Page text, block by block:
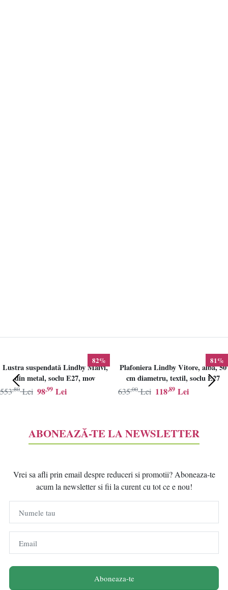
82%
Lustra suspendată Lindby Maivi,
din metal, soclu E27, mov
98,99 Lei
553,80 Lei
81%
Plafoniera Lindby Vitore, alba, 50
cm diametru, textil, soclu E27
118,89 Lei
635,00 Lei
ABONEAZĂ-TE LA NEWSLETTER
Vrei sa afli prin email despre reduceri si promotii? Aboneaza-te
acum la newsletter si fii la curent cu tot ce e nou!
Numele tau
Email
Aboneaza-te